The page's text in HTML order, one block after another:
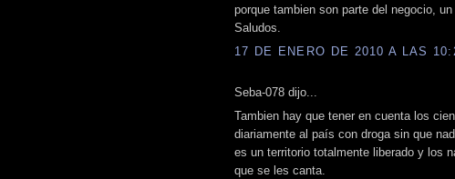
porque tambien son parte del negocio,
Saludos.
17 DE ENERO DE 2010 A LAS
Seba-078 dijo...
Tambien hay que tener en cuenta los
diariamente al país con droga sin que
es un territorio totalmente liberado y los
que se les canta.